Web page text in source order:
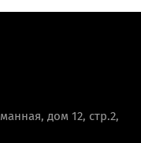
дом 12, стр.2,